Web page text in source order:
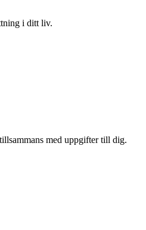
i ditt liv.
med uppgifter till dig.